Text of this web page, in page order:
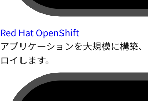
Red Hat OpenShift
アプリケーションを大規模に構築
ロイします。